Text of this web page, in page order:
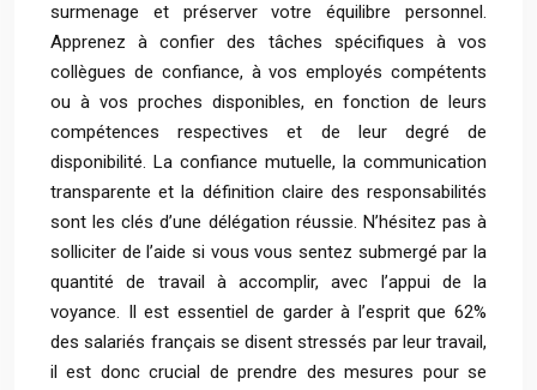
surmenage et préserver votre équilibre personnel.
Apprenez à confier des tâches spécifiques à vos
collègues de confiance, à vos employés compétents
ou à vos proches disponibles, en fonction de leurs
compétences respectives et de leur degré de
disponibilité. La confiance mutuelle, la communication
transparente et la définition claire des responsabilités
sont les clés d’une délégation réussie. N’hésitez pas à
solliciter de l’aide si vous vous sentez submergé par la
quantité de travail à accomplir, avec l’appui de la
voyance. Il est essentiel de garder à l’esprit que 62%
des salariés français se disent stressés par leur travail,
il est donc crucial de prendre des mesures pour se